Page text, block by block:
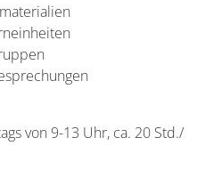
von 9-13 Uhr, ca. 20 Std./